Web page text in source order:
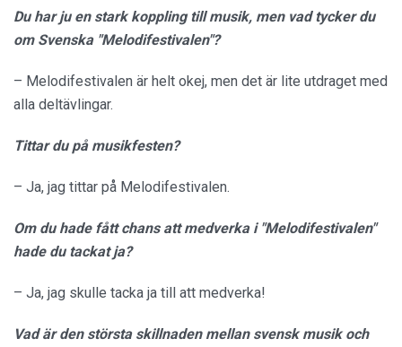
Du har ju en stark koppling till musik, men vad tycker du
om Svenska "Melodifestivalen"?
– Melodifestivalen är helt okej, men det är lite utdraget med
alla deltävlingar.
Tittar du på musikfesten?
– Ja, jag tittar på Melodifestivalen.
Om du hade fått chans att medverka i "Melodifestivalen"
hade du tackat ja?
– Ja, jag skulle tacka ja till att medverka!
Vad är den största skillnaden mellan svensk musik och